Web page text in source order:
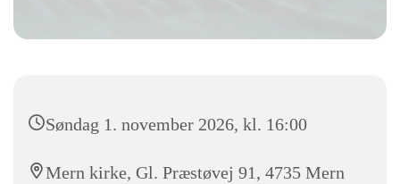
Søndag 1. november 2026, kl. 16:00
Mern kirke, Gl. Præstøvej 91, 4735 Mern